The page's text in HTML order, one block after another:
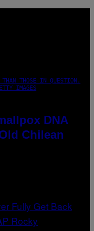
THAN THOSE IN QUESTION.
IMAGES
DNA
Chilean